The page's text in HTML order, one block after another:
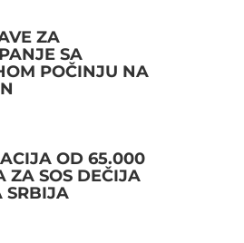
ZA
SA
POČINJU NA
OD 65.000
ZA SOS DEČIJA
SRBIJA